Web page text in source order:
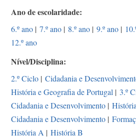
Ano de escolaridade
6.º ano | 7.º ano | 8.º ano | 9.º ano |
12.º ano
Nível/Disciplina
2.º Ciclo | Cidadania e
História e Geografia de Portugal | 3.º
Cidadania e Desenvolvimento | História
Cidadania e Desenvolvimento |
História A | História B